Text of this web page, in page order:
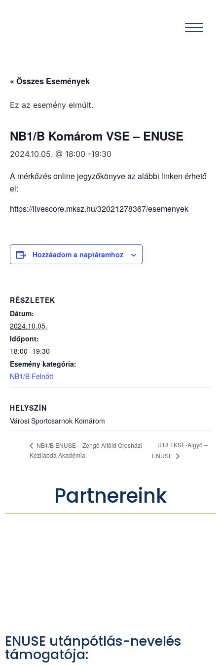
« Összes Események
Ez az esemény elmúlt.
NB1/B Komárom VSE – ENUSE
2024.10.05. @ 18:00 -19:30
A mérkőzés online jegyzőkönyve az alábbi linken érhető
el:
https://livescore.mksz.hu/32021278367/esemenyek
Hozzáadom a naptáramhoz
RÉSZLETEK
Dátum:
2024.10.05.
Időpont:
18:00 -19:30
Esemény kategória:
NB1/B Felnőtt
HELYSZÍN
Városi Sportcsarnok Komárom
NB1/B ENUSE – Zengő Alföld Orosházi
Kézilabda Akadémia
U18 FKSE-Algyő –
ENUSE
Partnereink
ENUSE utánpótlás-nevelés
támogatója: